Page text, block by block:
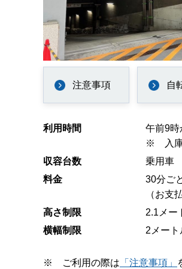
注意事項 自
利用時間
午前9時
※
入
収容台数
乗用車
料金
30分ご
（お支
高さ制限
2.1メー
横幅制限
2メート
※ ご利用の際は 「注意事項」